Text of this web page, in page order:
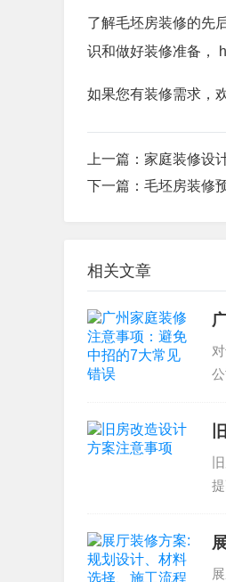
了解毛坯房装修的先
识和做好装修准备，
如果您有装修需求，
上一篇： 家庭装修设
下一篇： 毛坯房装修
相关文章